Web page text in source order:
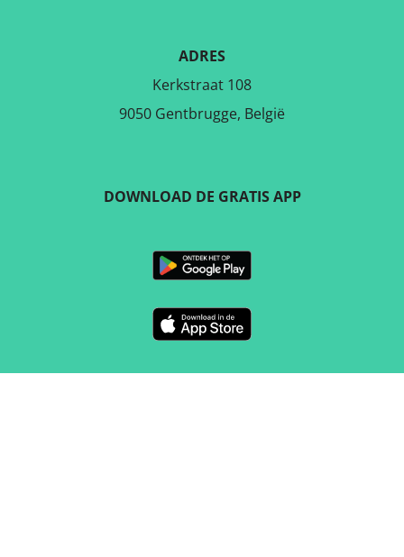
ADRES
Kerkstraat 108
9050 Gentbrugge, België
DOWNLOAD DE GRATIS APP